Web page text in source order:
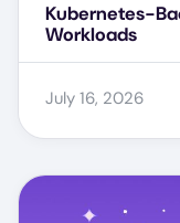
Kubernetes-
Workloads
July 16, 2026